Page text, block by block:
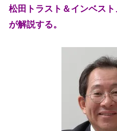
松田トラスト＆インベス
が解説する。